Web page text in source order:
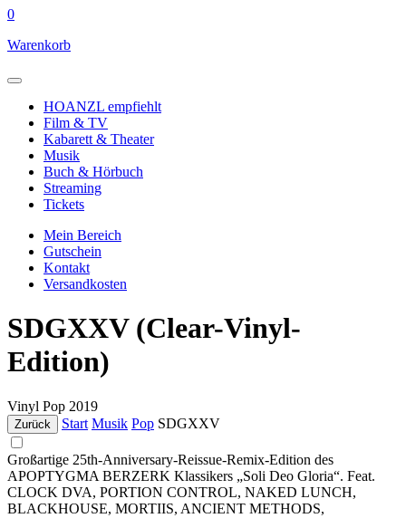
0
Warenkorb
HOANZL empfiehlt
Film & TV
Kabarett & Theater
Musik
Buch & Hörbuch
Streaming
Tickets
Mein Bereich
Gutschein
Kontakt
Versandkosten
SDGXXV (Clear-Vinyl-
Edition)
Vinyl Pop 2019
Zurück Start Musik Pop SDGXXV
Großartige 25th-Anniversary-Reissue-Remix-Edition des
APOPTYGMA BERZERK Klassikers „Soli Deo Gloria“. Feat.
CLOCK DVA, PORTION CONTROL, NAKED LUNCH,
BLACKHOUSE, MORTIIS, ANCIENT METHODS,